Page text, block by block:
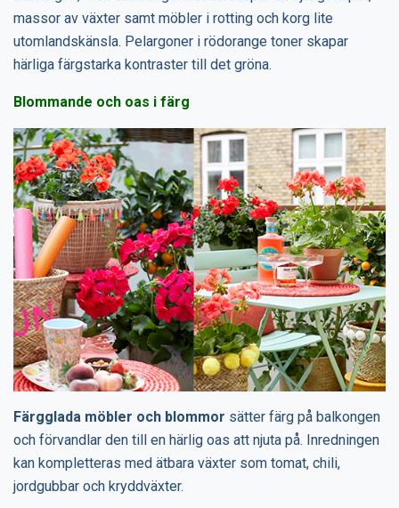
massor av växter samt möbler i rotting och korg lite
utomlandskänsla. Pelargoner i rödorange toner skapar
härliga färgstarka kontraster till det gröna.
Blommande och oas i färg
Färgglada möbler och blommor sätter färg på balkongen
och förvandlar den till en härlig oas att njuta på. Inredningen
kan kompletteras med ätbara växter som tomat, chili,
jordgubbar och kryddväxter.